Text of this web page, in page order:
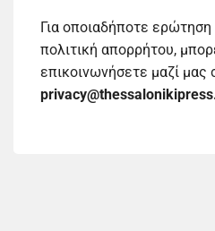
Για οποιαδήποτε ερώτηση
πολιτική απορρήτου,
επικοινωνήσετε μαζί μας